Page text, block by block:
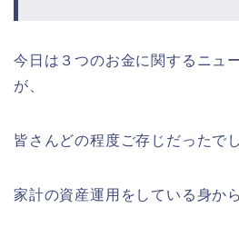
今日は３つのお金に関するニュ
が、
皆さんどの程度ご存じだったで
家計の資産運用をしている身か